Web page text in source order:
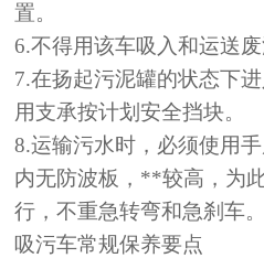
置。
6.不得用该车吸入和运送废
7.在扬起污泥罐的状态下
用支承按计划安全挡块。
8.运输污水时，必须使用
内无防波板，**较高，为
行，不重急转弯和急刹车。
吸污车常规保养要点